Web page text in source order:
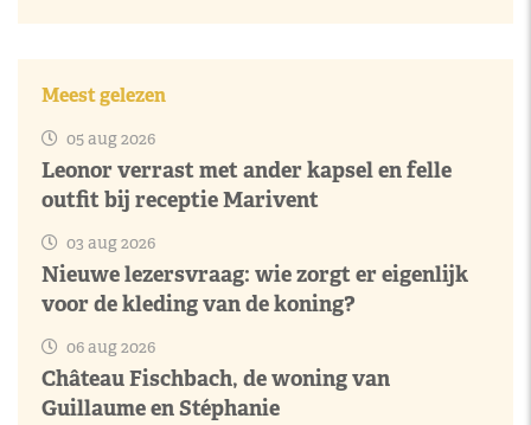
Meest gelezen
05 aug 2026
Leonor verrast met ander kapsel en felle
outfit bij receptie Marivent
03 aug 2026
Nieuwe lezersvraag: wie zorgt er eigenlijk
voor de kleding van de koning?
06 aug 2026
Château Fischbach, de woning van
Guillaume en Stéphanie